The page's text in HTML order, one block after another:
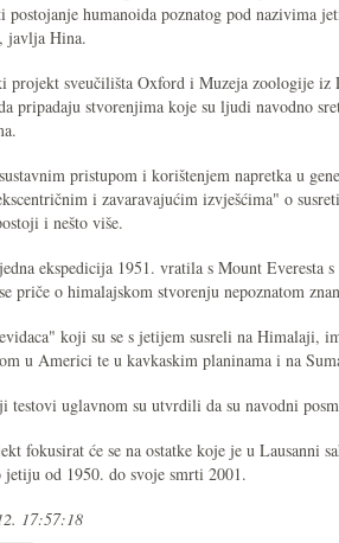
postojanje humanoida poznatog pod nazivima
javlja Hina.
projekt sveučilišta Oxford i Muzeja zoologije iz
pripadaju stvorenjima koje su ljudi navodno
pristupom i korištenjem napretka u
i zavaravajućim izvješćima" o
i nešto više.
ekspedicija 1951. vratila s Mount Everesta
priče o himalajskom stvorenju nepoznatom
koji su se s jetijem susreli na Himalaji,
u Americi te u kavkaskim planinama i na
testovi uglavnom su utvrdili da su navodni
fokusirat će se na ostatke koje je u Lausanni
jetiju od 1950. do svoje smrti 2001.
17:57:18